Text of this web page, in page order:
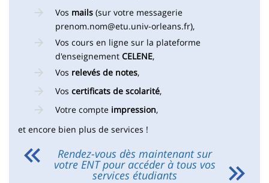
Vos mails (sur votre messagerie
prenom.nom@etu.univ-orleans.fr),
Vos cours en ligne sur la plateforme
d'enseignement CELENE,
Vos relevés de notes,
Vos certificats de scolarité,
Votre compte impression,
et encore bien plus de services !
Rendez-vous dès maintenant sur
votre ENT pour accéder à tous vos
services étudiants